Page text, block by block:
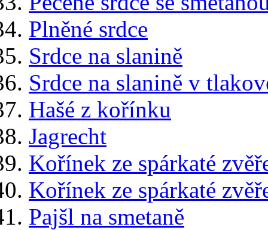
Plněné srdce
Srdce na slanině
Srdce na slanině v
Hašé z kořínku
Jagrecht
Kořínek ze spárkaté
Kořínek ze spárkaté
Pajšl na smetaně